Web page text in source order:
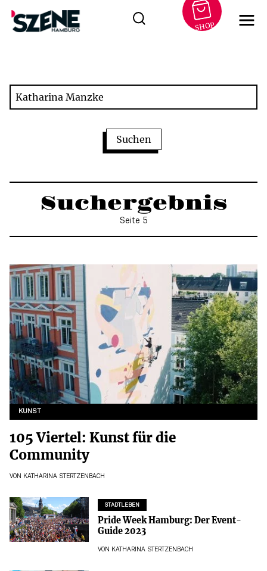
SHOP
Suchergebnis
Seite 5
KUNST
105 Viertel: Kunst für die
Community
VON KATHARINA STERTZENBACH
STADTLEBEN
Pride Week Hamburg: Der Event-
Guide 2023
VON KATHARINA STERTZENBACH